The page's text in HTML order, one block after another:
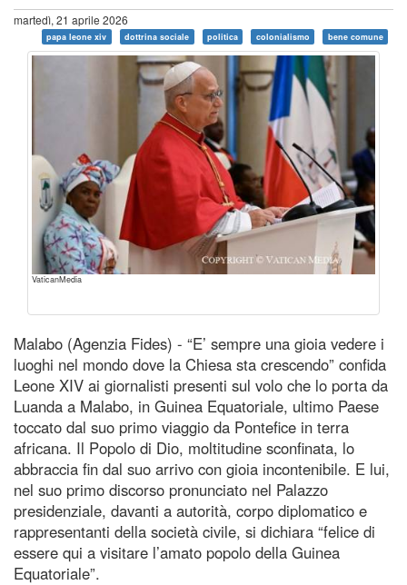
martedì, 21 aprile 2026
papa leone xiv dottrina sociale politica colonialismo bene comune
VaticanMedia
Malabo (Agenzia Fides) - “E’ sempre una gioia vedere i
luoghi nel mondo dove la Chiesa sta crescendo” confida
Leone XIV ai giornalisti presenti sul volo che lo porta da
Luanda a Malabo, in Guinea Equatoriale, ultimo Paese
toccato dal suo primo viaggio da Pontefice in terra
africana. Il Popolo di Dio, moltitudine sconfinata, lo
abbraccia fin dal suo arrivo con gioia incontenibile. E lui,
nel suo primo discorso pronunciato nel Palazzo
presidenziale, davanti a autorità, corpo diplomatico e
rappresentanti della società civile, si dichiara “felice di
essere qui a visitare l’amato popolo della Guinea
Equatoriale”.